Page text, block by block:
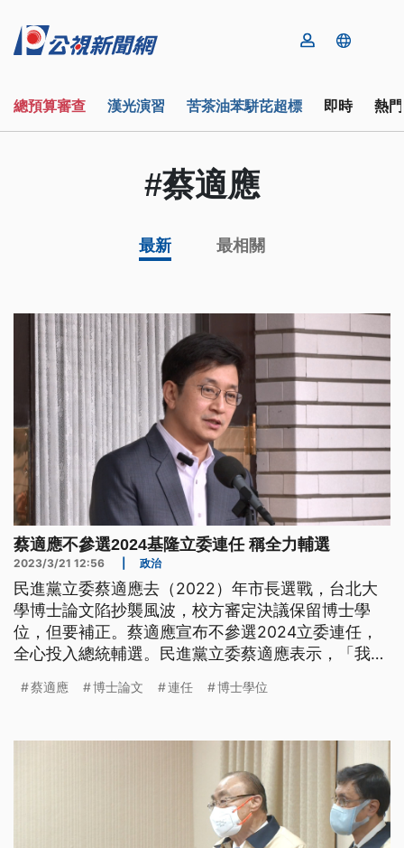
總預算審查 漢光演習 苦茶油苯駢芘超標 即時 熱
#蔡適應
最新 最相關
蔡適應不參選2024基隆立委連任 稱全力輔選
2023/3/21 12:56 政治
民進黨立委蔡適應去（2022）年市長選戰，台北大
學博士論文陷抄襲風波，校方審定決議保留博士學
位，但要補正。蔡適應宣布不參選2024立委連任，
全心投入總統輔選。民進黨立委蔡適應表示，「我有
解適應的想法，我最重要的是希望台灣好、基隆好，
作，所以我會努力做好輔選的工作。」蔡適應強調是
蔡適應 博士論文 連任 博士學位